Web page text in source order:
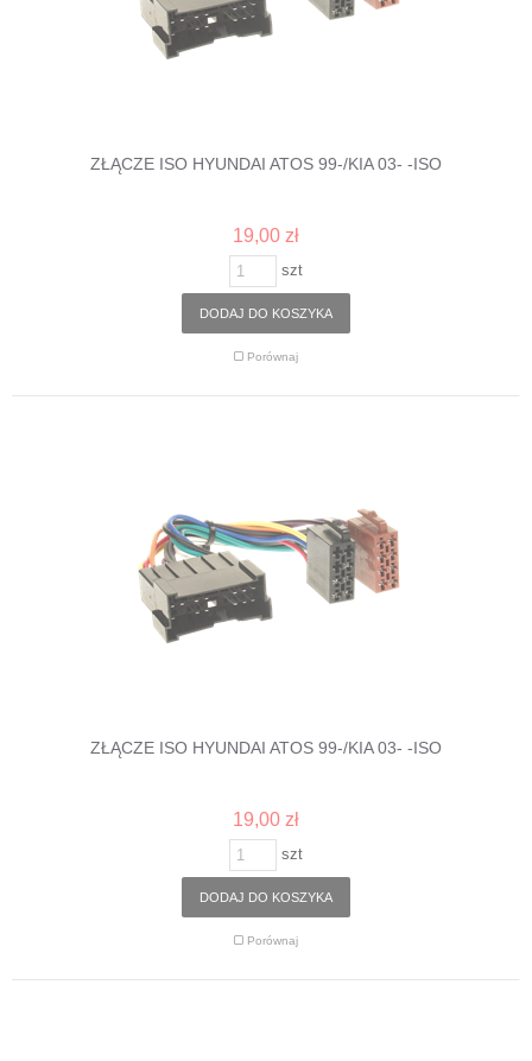
ZŁĄCZE ISO HYUNDAI ATOS 99-/KIA 03- -ISO
19,00 zł
szt
DODAJ DO KOSZYKA
Porównaj
ZŁĄCZE ISO HYUNDAI ATOS 99-/KIA 03- -ISO
19,00 zł
szt
DODAJ DO KOSZYKA
Porównaj